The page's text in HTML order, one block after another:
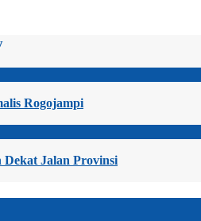
Rogojampi
Jalan Provinsi